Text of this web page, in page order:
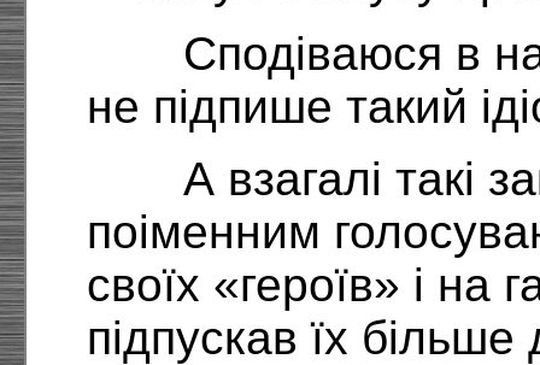
Сподіваюся в
не підпише такий
А взагалі такі
поіменним
своїх «героїв» і на
підпускав їх